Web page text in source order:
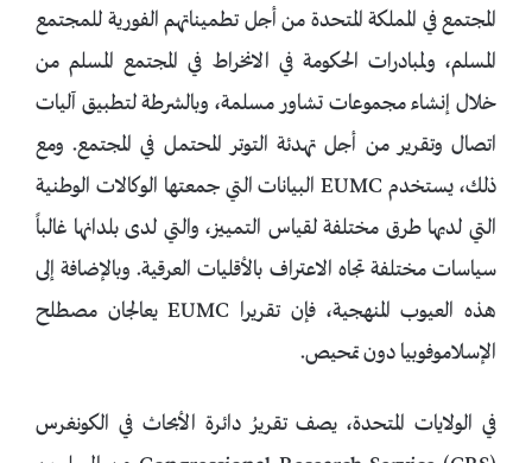
المجتمع في المملكة المتحدة من أجل تطميناتهم الفورية للمجتمع
المسلم، ولمبادرات الحكومة في الانخراط في المجتمع المسلم من
خلال إنشاء مجموعات تشاور مسلمة، وبالشرطة لتطبيق آليات
اتصال وتقرير من أجل تهدئة التوتر المحتمل في المجتمع. ومع
ذلك، يستخدم EUMC البيانات التي جمعتها الوكالات الوطنية
التي لديها طرق مختلفة لقياس التمييز، والتي لدى بلدانها غالباً
سياسات مختلفة تجاه الاعتراف بالأقليات العرقية. وبالإضافة إلى
هذه العيوب المنهجية، فإن تقريرا EUMC يعالجان مصطلح
الإسلاموفوبيا دون تمحيص.
في الولايات المتحدة، يصف تقريرُ دائرة الأبحاث في الكونغرس